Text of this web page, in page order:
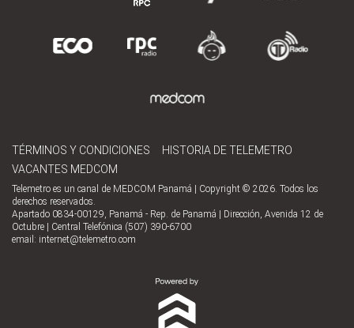
TÉRMINOS Y CONDICIONES
HISTORIA DE TELEMETRO
VACANTES MEDCOM
Telemetro es un canal de MEDCOM Panamá | Copyright © 2026. Todos los
derechos reservados.
Apartado 0834-00129, Panamá - Rep. de Panamá | Dirección, Avenida 12 de
Octubre | Central Telefónica (507) 390-6700
email: internet@telemetro.com